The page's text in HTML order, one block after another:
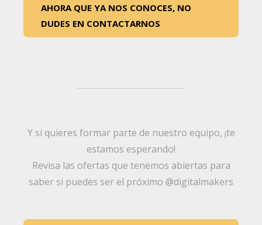
AHORA QUE YA NOS CONOCES, NO
DUDES EN CONTACTARNOS
Y si quieres formar parte de nuestro equipo, ¡te
estamos esperando!
Revisa las ofertas que tenemos abiertas para
saber si puedes ser el próximo @digitalmakers